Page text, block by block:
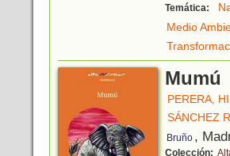
Temática:
Medio
Mumú
PERERA,
SÁNCHEZ
Bruño ,
Colección: